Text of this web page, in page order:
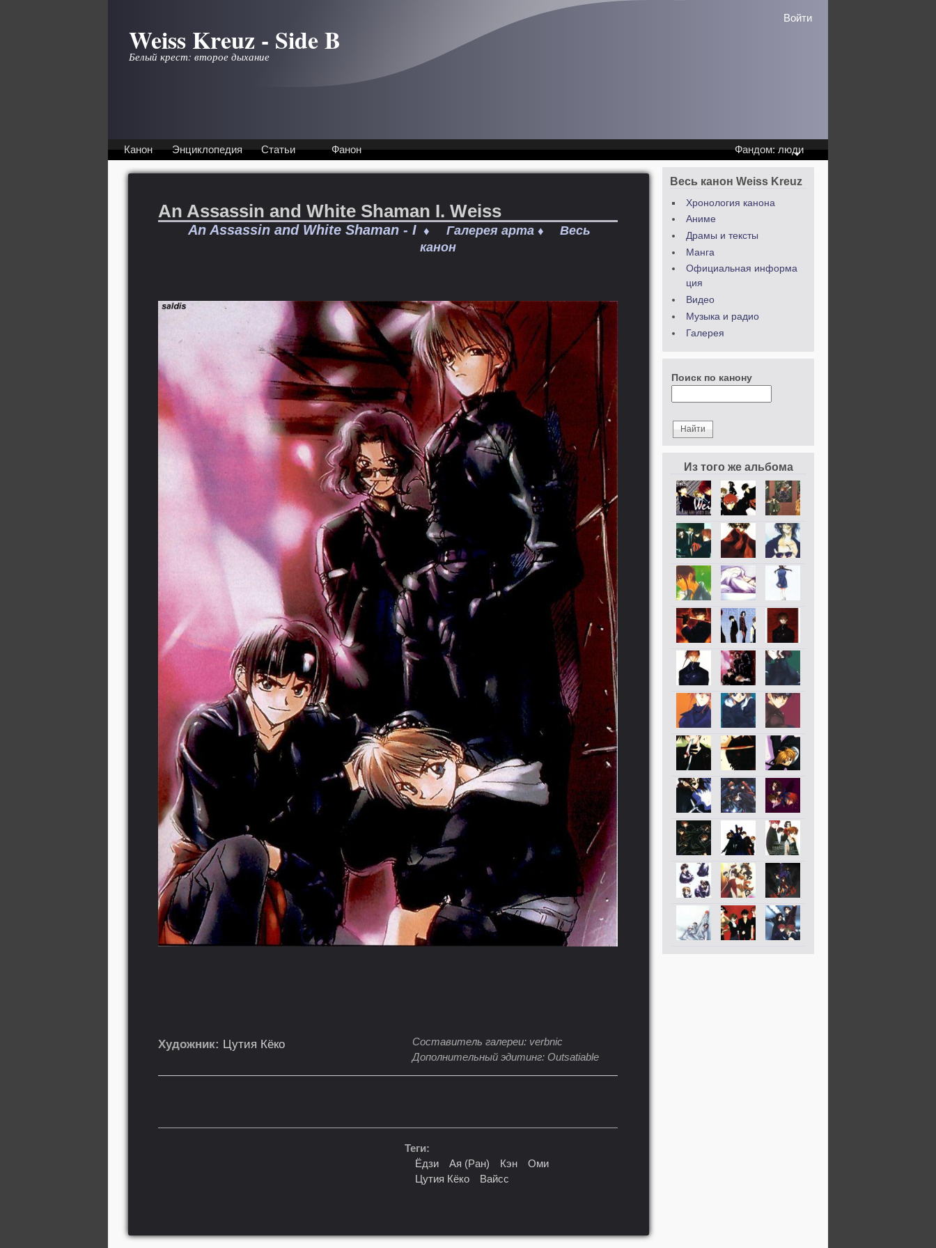
Weiss Kreuz - Side B
Белый крест: второе дыхание
Войти
Канон Энциклопедия Статьи Фанон Фандом: люди
An Assassin and White Shaman I. Weiss
An Assassin and White Shaman - I ♦ Галерея арта ♦
Весь
канон
Художник: Цутия Кёко
Составитель галереи: verbnic
Дополнительный эдитинг: Outsatiable
Теги:
Ёдзи
Ая (Ран) Кэн
Оми
Цутия Кёко
Вайсс
Весь канон Weiss Kreuz
Хронология канона
Аниме
Драмы и тексты
Манга
Официальная информа
ция
Видео
Музыка и радио
Галерея
Поиск по канону
Из того же альбома